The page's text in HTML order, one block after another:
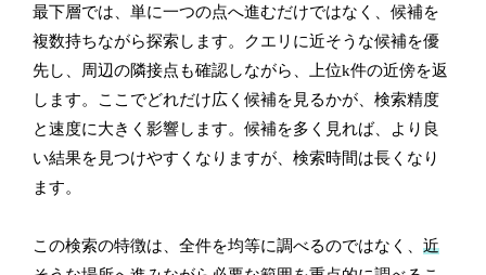
最下層では、単に一つの点へ進むだけではなく、候補を
複数持ちながら探索します。クエリに近そうな候補を優
先し、周辺の隣接点も確認しながら、上位k件の近傍を返
します。ここでどれだけ広く候補を見るかが、検索精度
と速度に大きく影響します。候補を多く見れば、より良
い結果を見つけやすくなりますが、検索時間は長くなり
ます。
この検索の特徴は、全件を均等に調べるのではなく、近